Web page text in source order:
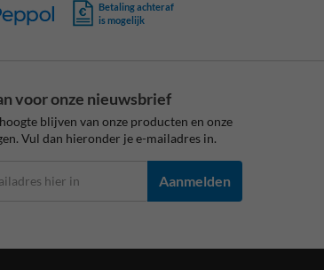
Betaling achteraf
is mogelijk
voor onze nieuwsbrief
blijven van onze producten en onze
Vul dan hieronder je e-mailadres in.
Aanmelden